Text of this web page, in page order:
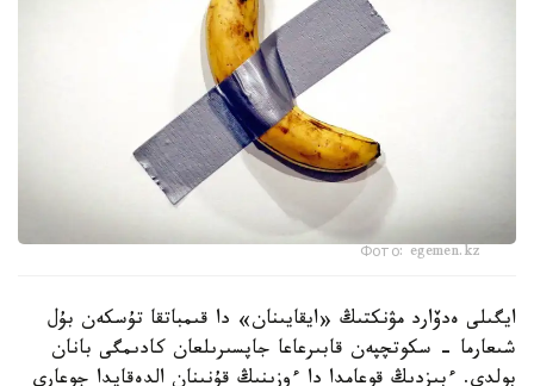
Фото: egemen.kz
ايگىلى ەدۆارد مۋنكتىڭ «ايقايىنان» دا قىمباتقا تۇسكەن بۇل
شىعارما - سكوتچپەن قابىرعاعا جاپسىرىلعان كادىمگى بانان